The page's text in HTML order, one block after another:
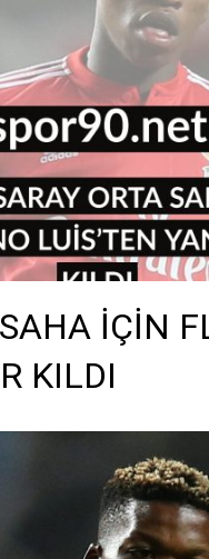
İÇİN
KILDI